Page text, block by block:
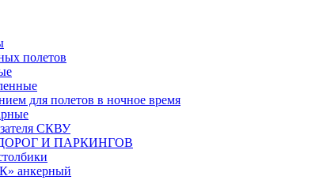
полетов
для полетов в ночное время
СКВУ
И ПАРКИНГОВ
анкерный